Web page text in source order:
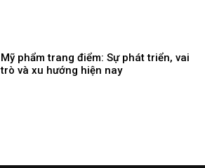
Mỹ phẩm trang điểm: Sự phát triển, vai
trò và xu hướng hiện nay